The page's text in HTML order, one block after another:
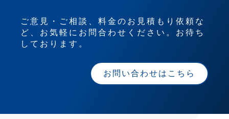
ご意見・ご相談、料金のお見積もり依頼な
ど、お気軽にお問合わせください。お待ち
しております。
お問い合わせはこちら